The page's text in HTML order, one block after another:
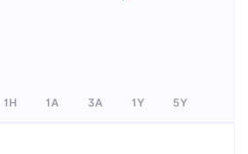
1H 1A 3A 1Y 5Y